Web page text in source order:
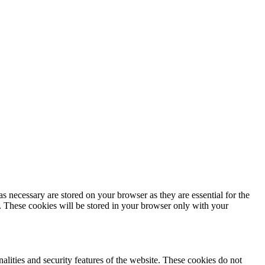
are stored on your browser as they are essential for the
These cookies will be stored in your browser only with your
and security features of the website. These cookies do not